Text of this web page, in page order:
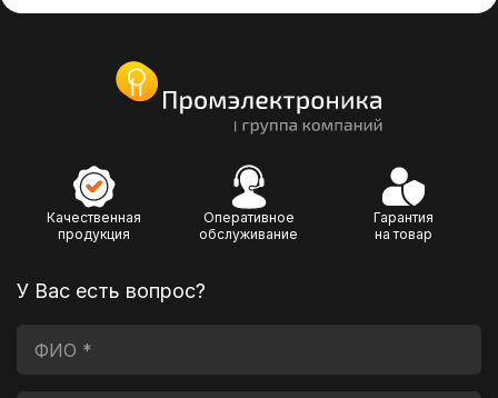
Качественная
продукция
Оперативное
обслуживание
Гарантия
на товар
У Вас есть вопрос?